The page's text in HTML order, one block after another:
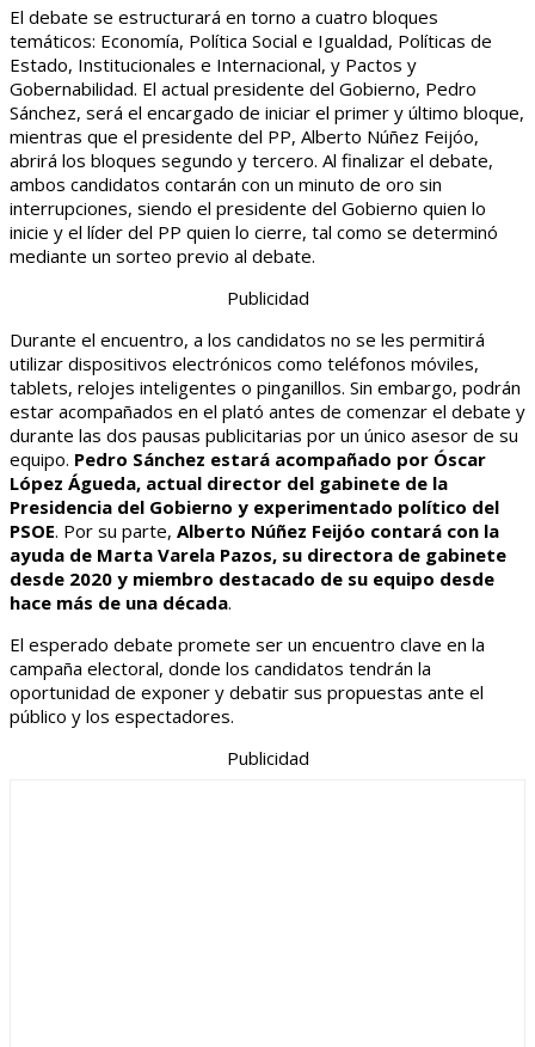
El debate se estructurará en torno a cuatro bloques
temáticos: Economía, Política Social e Igualdad, Políticas de
Estado, Institucionales e Internacional, y Pactos y
Gobernabilidad. El actual presidente del Gobierno, Pedro
Sánchez, será el encargado de iniciar el primer y último bloque,
mientras que el presidente del PP, Alberto Núñez Feijóo,
abrirá los bloques segundo y tercero. Al finalizar el debate,
ambos candidatos contarán con un minuto de oro sin
interrupciones, siendo el presidente del Gobierno quien lo
inicie y el líder del PP quien lo cierre, tal como se determinó
mediante un sorteo previo al debate.
Publicidad
Durante el encuentro, a los candidatos no se les permitirá
utilizar dispositivos electrónicos como teléfonos móviles,
tablets, relojes inteligentes o pinganillos. Sin embargo, podrán
estar acompañados en el plató antes de comenzar el debate y
durante las dos pausas publicitarias por un único asesor de su
equipo. Pedro Sánchez estará acompañado por Óscar
López Águeda, actual director del gabinete de la
Presidencia del Gobierno y experimentado político del
PSOE. Por su parte, Alberto Núñez Feijóo contará con la
ayuda de Marta Varela Pazos, su directora de gabinete
desde 2020 y miembro destacado de su equipo desde
hace más de una década.
El esperado debate promete ser un encuentro clave en la
campaña electoral, donde los candidatos tendrán la
oportunidad de exponer y debatir sus propuestas ante el
público y los espectadores.
Publicidad